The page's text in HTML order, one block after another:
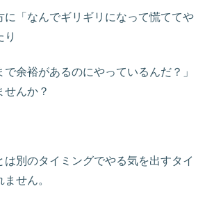
に「なんでギリギリになって慌ててや
り
で余裕があるのにやっているんだ？」
せんか？
は別のタイミングでやる気を出すタイ
せん。